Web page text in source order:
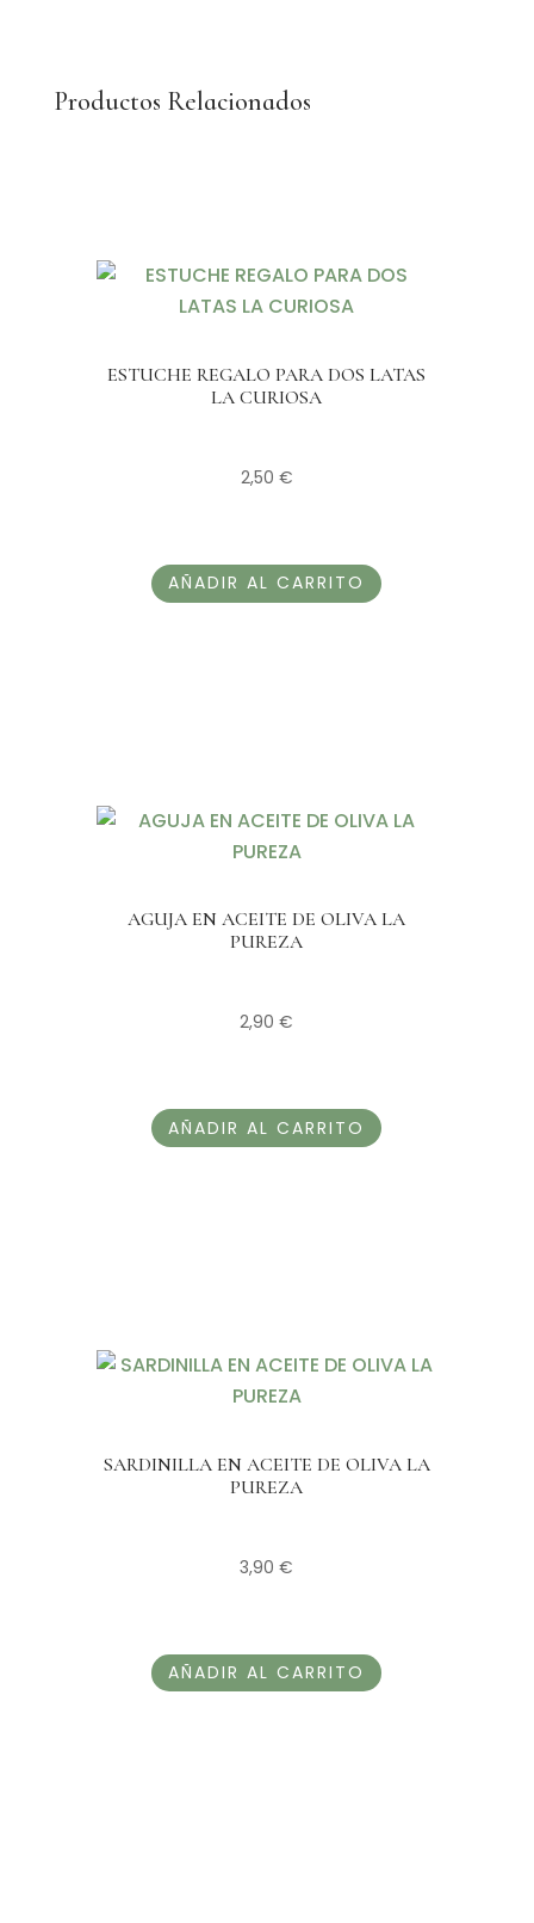
Productos Relacionados
ESTUCHE REGALO PARA DOS LATAS
LA CURIOSA
2,50 €
AÑADIR AL CARRITO
AGUJA EN ACEITE DE OLIVA LA
PUREZA
2,90€
AÑADIR AL CARRITO
SARDINILLA EN ACEITE DE OLIVA LA
PUREZA
3,90€
AÑADIR AL CARRITO